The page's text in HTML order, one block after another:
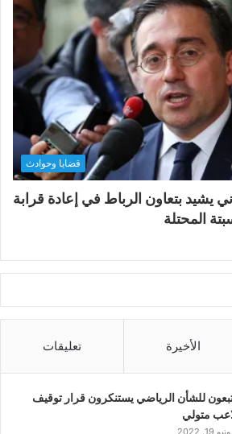
قضايا وحوادث
يشيد بتعاون الرباط في إعادة قرابة
الأخيرة تعليقات
للشأن الرياضي يستنكرون قرار توقيف
متولي